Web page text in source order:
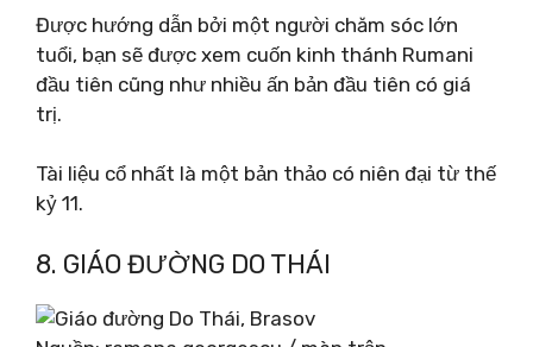
Được hướng dẫn bởi một người chăm sóc lớn
tuổi, bạn sẽ được xem cuốn kinh thánh Rumani
đầu tiên cũng như nhiều ấn bản đầu tiên có giá
trị.
Tài liệu cổ nhất là một bản thảo có niên đại từ thế
kỷ 11.
8. GIÁO ĐƯỜNG DO THÁI